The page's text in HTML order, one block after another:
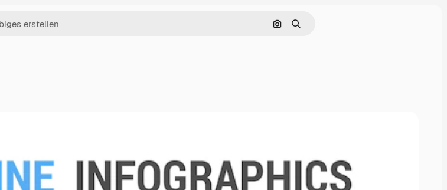
Nach Bild suchen
Suchen